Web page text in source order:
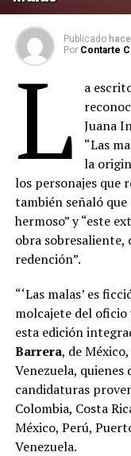
Publicado
Por Contarte
L a
Juana
“Las
la
los personajes que
también señaló
hermoso” y “este
obra sobresaliente,
redención”.
“‘Las malas’ es
molcajete del oficio
esta edición
Barrera, de
Venezuela,
candidaturas
Colombia, Costa
México, Perú,
Venezuela.